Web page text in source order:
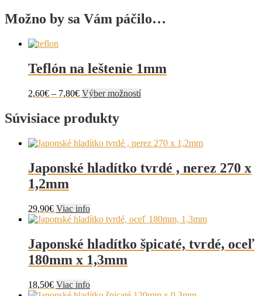
Možno by sa Vám páčilo…
Teflón na leštenie 1mm
2,60€ – 7,80€Price
2,60€
through
Výber možnostíTento
Možnosti
môžete
vybrať
Súvisiace produkty
Japonské hladítko tvrdé , nerez 270 x
1,2mm
29,90€ Viac info
Japonské hladítko špicaté, tvrdé, oceľ
180mm x 1,3mm
18,50€ Viac info